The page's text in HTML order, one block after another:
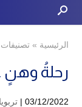
الرئيسية » تصنيفات
رحلةُ
03/12/2022 |